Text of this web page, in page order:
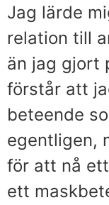
Jag lärde
relation till
än jag gjort
förstår att
beteende
egentligen,
för att nå
ett